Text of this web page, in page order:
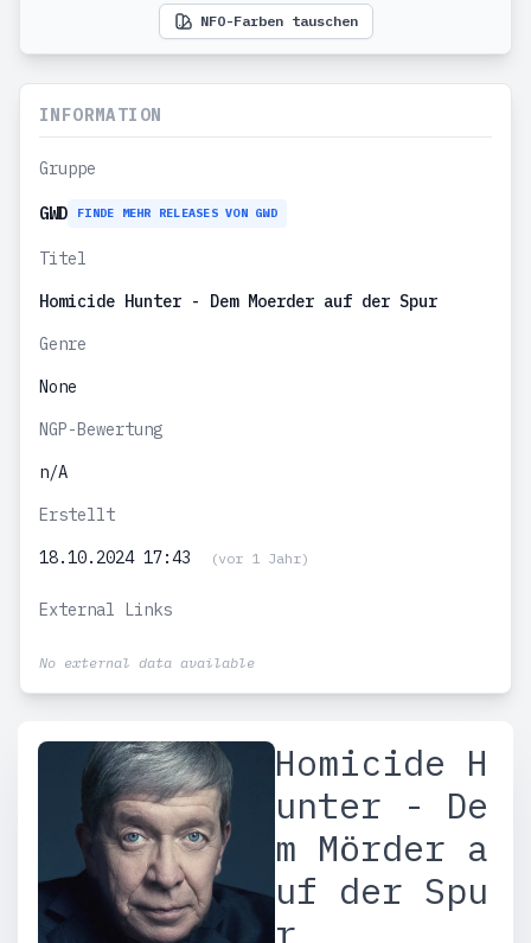
NFO-Farben tauschen
INFORMATION
Gruppe
GWD FINDE MEHR RELEASES VON GWD
Titel
Homicide Hunter - Dem Moerder auf der Spur
Genre
None
NGP-Bewertung
n/A
Erstellt
18.10.2024 17:43
(vor 1 Jahr)
External Links
No external data available
Homicide H
unter - De
m Mörder a
uf der Spu
r